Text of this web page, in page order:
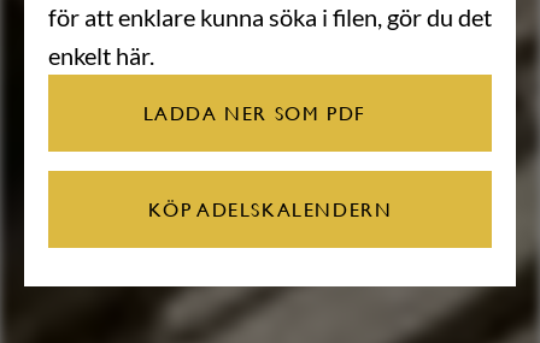
för att enklare kunna söka i filen, gör du det
enkelt här.
LADDA NER SOM PDF
KÖP ADELSKALENDERN